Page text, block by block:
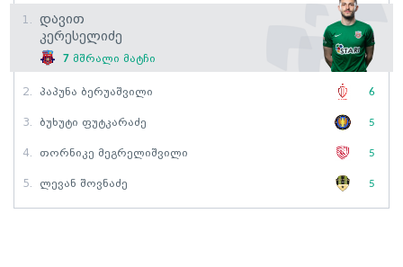
1.
Დავით
Კერესელიძე
7 მშრალი მატჩი
2. Პაპუნა Ბერუაშვილი 6
3. Ბუხუტი Ფუტკარაძე 5
4. Თორნიკე Მეგრელიშვილი 5
5. Ლევან Შოვნაძე 5